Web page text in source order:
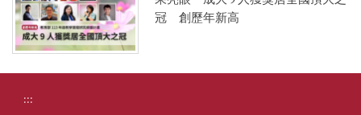
冠 創歷年新高
:::